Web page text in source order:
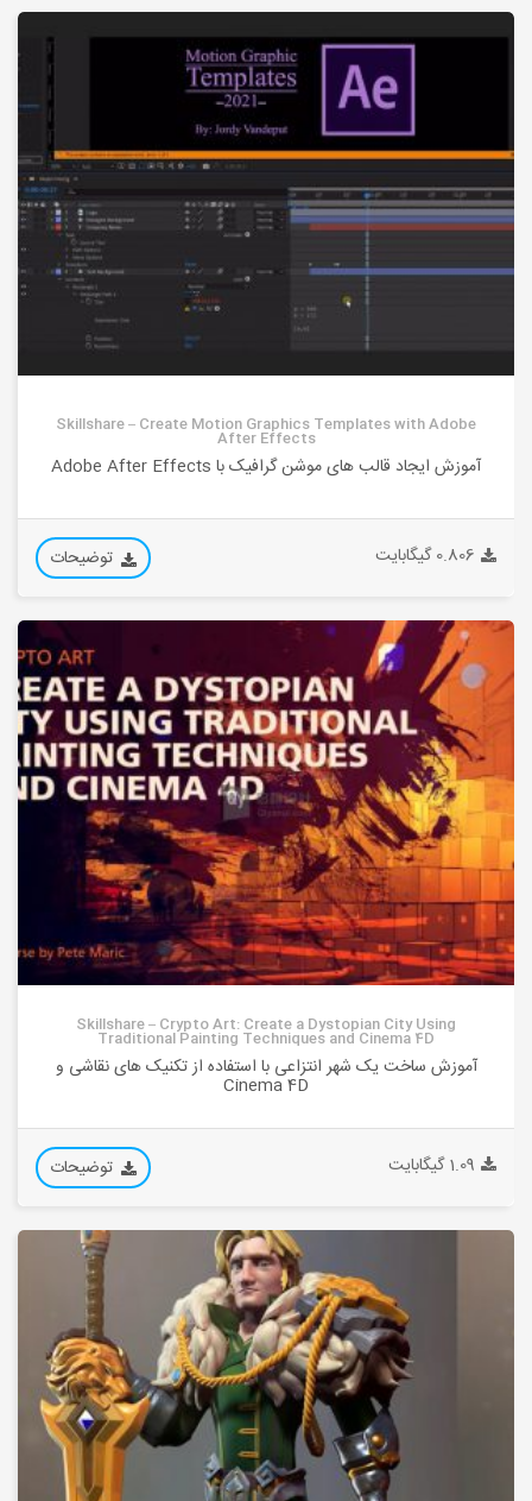
Skillshare – Create Motion Graphics Templates with Adobe
After Effects
آموزش ایجاد قالب های موشن گرافیک با Adobe After Effects
0.806 گیگابایت توضیحات
Skillshare – Crypto Art: Create a Dystopian City Using
Traditional Painting Techniques and Cinema 4D
آموزش ساخت یک شهر انتزاعی با استفاده از تکنیک های نقاشی و
Cinema 4D
1.09 گیگابایت توضیحات